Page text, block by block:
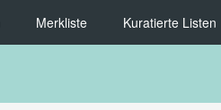
Merkliste Kuratierte Listen